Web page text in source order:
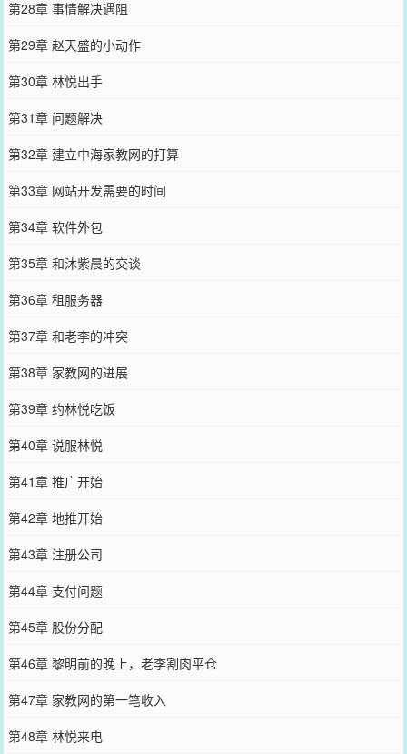
第28章 事情解决遇阻
第29章 赵天盛的小动作
第30章 林悦出手
第31章 问题解决
第32章 建立中海家教网的打算
第33章 网站开发需要的时间
第34章 软件外包
第35章 和沐紫晨的交谈
第36章 租服务器
第37章 和老李的冲突
第38章 家教网的进展
第39章 约林悦吃饭
第40章 说服林悦
第41章 推广开始
第42章 地推开始
第43章 注册公司
第44章 支付问题
第45章 股份分配
第46章 黎明前的晚上，老李割肉平仓
第47章 家教网的第一笔收入
第48章 林悦来电